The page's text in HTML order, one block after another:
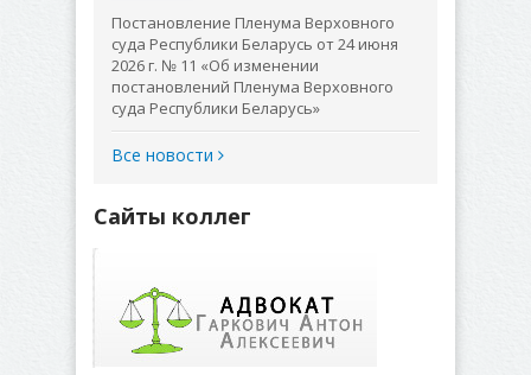
Постановление Пленума Верховного
суда Республики Беларусь от 24 июня
2026 г. № 11 «Об изменении
постановлений Пленума Верховного
суда Республики Беларусь»
Все новости
Сайты коллег